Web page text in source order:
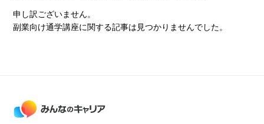
申し訳ございません。
副業向け通学講座に関する記事は見つかりませんでした。